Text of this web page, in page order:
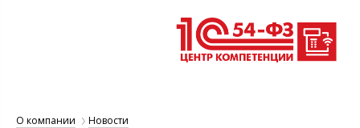
О компании Новости